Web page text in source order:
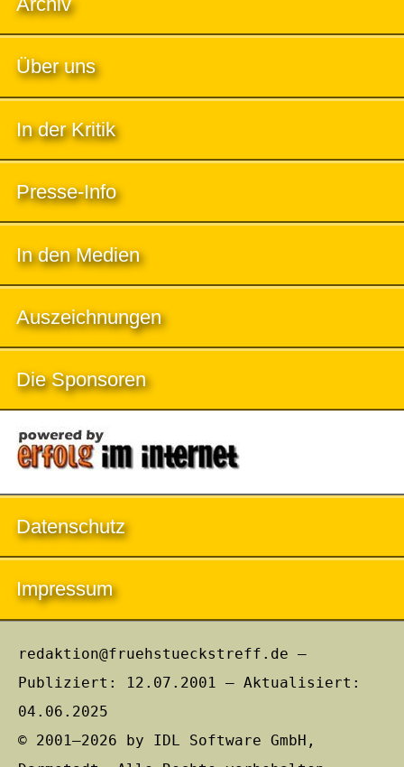
Über uns
In der Kritik
Presse-Info
In den Medien
Auszeichnungen
Die Sponsoren
Datenschutz
Impressum
redaktion@fruehstueckstreff.de –
Publiziert: 12.07.2001 – Aktualisiert:
04.06.2025
© 2001–2026 by IDL Software GmbH,